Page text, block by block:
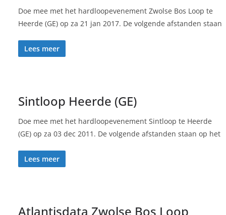
Doe mee met het hardloopevenement Zwolse Bos Loop te
Heerde (GE) op za 21 jan 2017. De volgende afstanden staan
Lees meer
Sintloop Heerde (GE)
Doe mee met het hardloopevenement Sintloop te Heerde
(GE) op za 03 dec 2011. De volgende afstanden staan op het
Lees meer
Atlantisdata Zwolse Bos Loop